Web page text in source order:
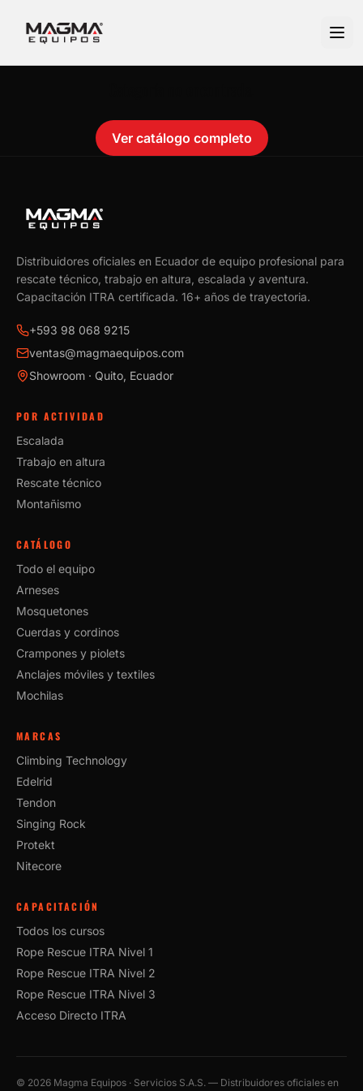
Ver catálogo completo
Distribuidores oficiales en Ecuador de equipo profesional para
rescate técnico, trabajo en altura, escalada y aventura.
Capacitación ITRA certificada. 16+ años de trayectoria.
+593 98 068 9215
ventas@magmaequipos.com
Showroom · Quito, Ecuador
POR ACTIVIDAD
Escalada
Trabajo en altura
Rescate técnico
Montañismo
CATÁLOGO
Todo el equipo
Arneses
Mosquetones
Cuerdas y cordinos
Crampones y piolets
Anclajes móviles y textiles
Mochilas
MARCAS
Climbing Technology
Edelrid
Tendon
Singing Rock
Protekt
Nitecore
CAPACITACIÓN
Todos los cursos
Rope Rescue ITRA Nivel 1
Rope Rescue ITRA Nivel 2
Rope Rescue ITRA Nivel 3
Acceso Directo ITRA
© 2026 Magma Equipos · Servicios S.A.S. — Distribuidores oficiales en